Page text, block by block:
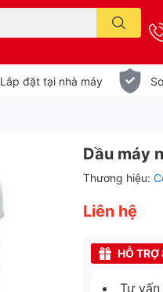
Lắp đặt tại nhà máy
Dầu máy
Thương hiệu:
Liên hệ
HỖ TRỢ
Tư